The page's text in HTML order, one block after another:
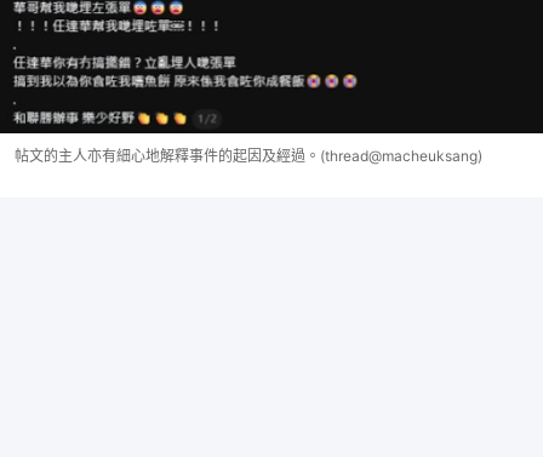
帖文的主人亦有細心地解釋事件的起因及經過。(thread@macheuksang)